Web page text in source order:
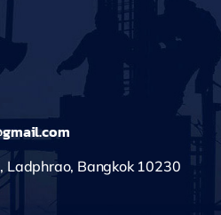
Bangkok 10230